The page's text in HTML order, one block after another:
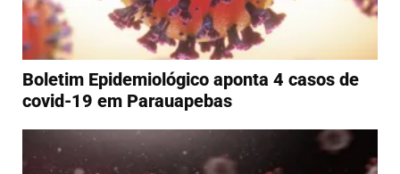
Boletim Epidemiológico aponta 4 casos de
covid-19 em Parauapebas